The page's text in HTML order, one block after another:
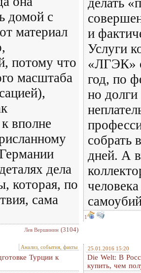
домой с
материал
потому что
масштаба
вполне
дела
которая, по
сама
Лев Вершинин (3104)
делать
и
Услуги
«ЛГЭК»
год, по
но
собрать
дней. А
1
Анализ, события, факты
Турции к
25.01.2016 15:20
Die Welt: В
купить, чем